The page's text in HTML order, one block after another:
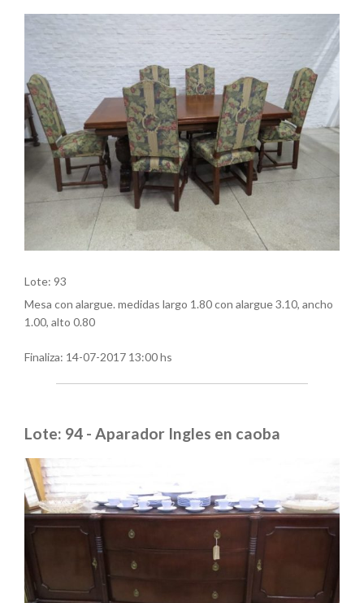
Lote: 93
Mesa con alargue. medidas largo 1.80 con alargue 3.10, ancho
1.00, alto 0.80
Finaliza: 14-07-2017 13:00 hs
Lote: 94 - Aparador Ingles en caoba